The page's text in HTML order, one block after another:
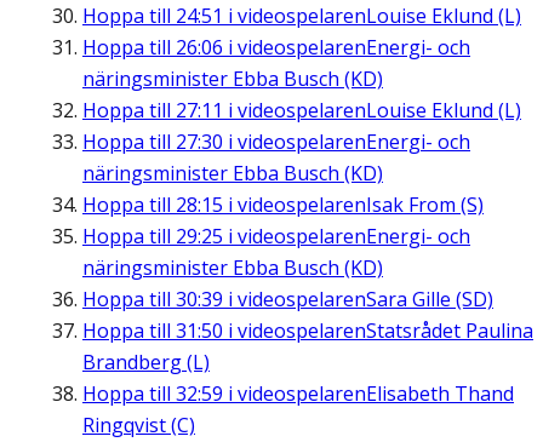
Hoppa till 24:51 i videospelarenLouise Eklund (L)
Hoppa till 26:06 i videospelarenEnergi- och
näringsminister Ebba Busch (KD)
Hoppa till 27:11 i videospelarenLouise Eklund (L)
Hoppa till 27:30 i videospelarenEnergi- och
näringsminister Ebba Busch (KD)
Hoppa till 28:15 i videospelarenIsak From (S)
Hoppa till 29:25 i videospelarenEnergi- och
näringsminister Ebba Busch (KD)
Hoppa till 30:39 i videospelarenSara Gille (SD)
Hoppa till 31:50 i videospelarenStatsrådet Paulina
Brandberg (L)
Hoppa till 32:59 i videospelarenElisabeth Thand
Ringqvist (C)